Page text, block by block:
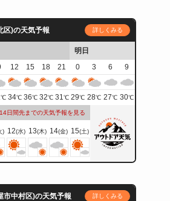
区)の天気予報 詳しくみる
明日
12 15 18 21 0 3 6
9
℃ 34℃ 36℃ 32℃ 31℃ 29℃ 28℃ 27℃ 30℃
14日間先までの天気予報を見る
) 12(水) 13(木) 14(金) 15(土)
市中村区)の天気予報 詳しくみる